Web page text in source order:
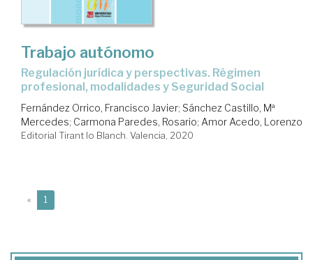
Trabajo autónomo
regulación jurídica y perspectivas. Régimen
profesional, modalidades y Seguridad Social
Fernández Orrico, Francisco Javier; Sánchez Castillo, Mª
Mercedes; Carmona Paredes, Rosario; Amor Acedo, Lorenzo
Editorial Tirant lo Blanch. Valencia, 2020
« 1